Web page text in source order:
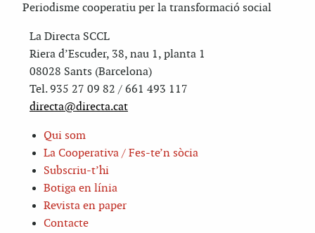
Periodisme cooperatiu per la transformació social
La Directa SCCL
Riera d’Escuder, 38, nau 1, planta 1
08028 Sants (Barcelona)
Tel. 935 27 09 82 / 661 493 117
directa@directa.cat
Qui som
La Cooperativa / Fes-te’n sòcia
Subscriu-t’hi
Botiga en línia
Revista en paper
Contacte